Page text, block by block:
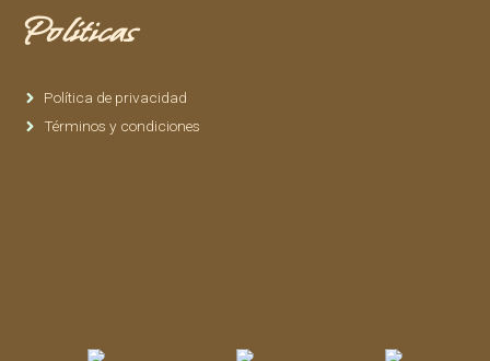
Políticas
Política de privacidad
Términos y condiciones